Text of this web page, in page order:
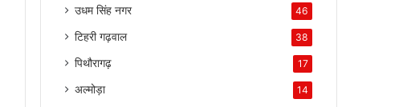
उधम सिंह नगर 46
टिहरी गढ़वाल 38
पिथौरागढ़ 17
अल्मोड़ा 14